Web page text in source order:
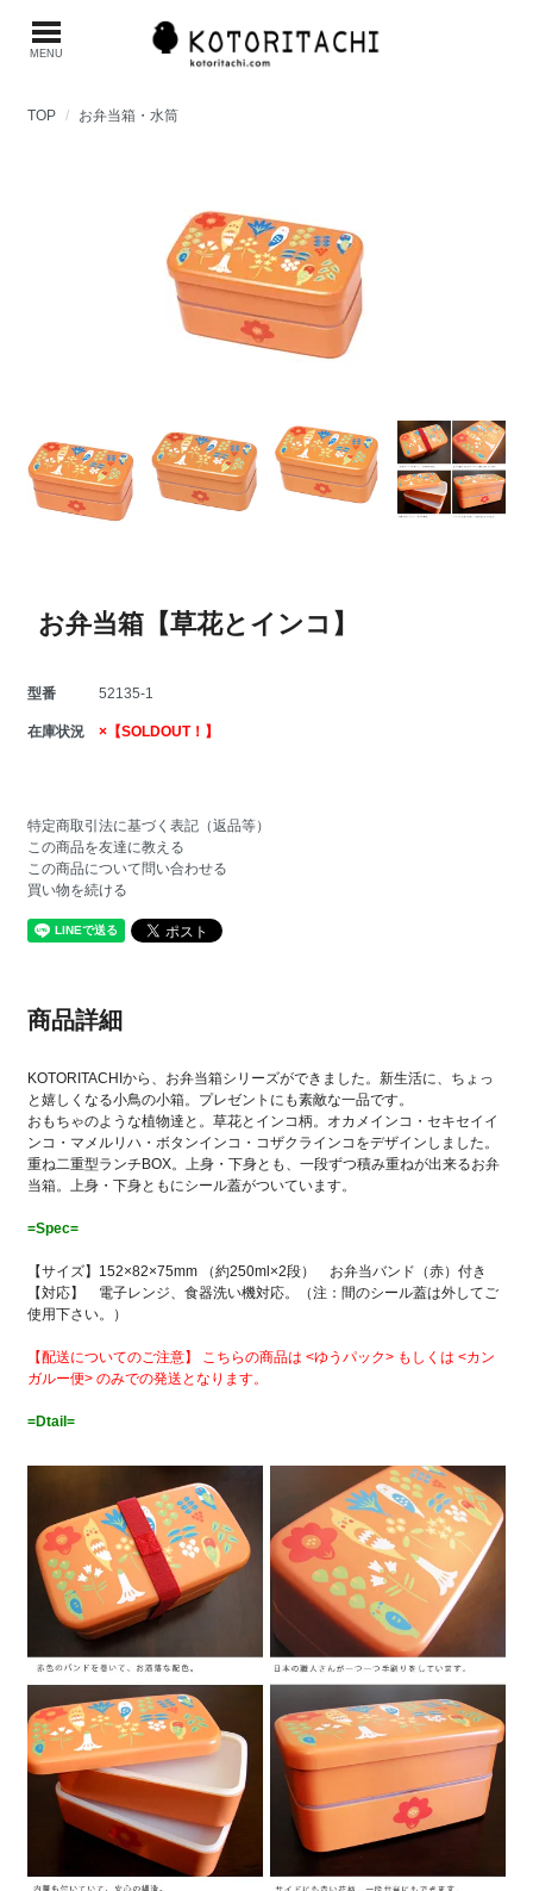
MENU
TOP お弁当箱・水筒
お弁当箱【草花とインコ】
型番 52135-1
在庫状況 ×【SOLDOUT！】
特定商取引法に基づく表記（返品等）
この商品を友達に教える
この商品について問い合わせる
買い物を続ける
商品詳細
KOTORITACHIから、お弁当箱シリーズができました。新生活に、ちょっ
と嬉しくなる小鳥の小箱。プレゼントにも素敵な一品です。
おもちゃのような植物達と。草花とインコ柄。オカメインコ・セキセイイ
ンコ・マメルリハ・ボタンインコ・コザクラインコをデザインしました。
重ね二重型ランチBOX。上身・下身とも、一段ずつ積み重ねが出来るお弁
当箱。上身・下身ともにシール蓋がついています。
=Spec=
【サイズ】152×82×75mm （約250ml×2段） お弁当バンド（赤）付き
【対応】 電子レンジ、食器洗い機対応。（注：間のシール蓋は外してご
使用下さい。）
【配送についてのご注意】 こちらの商品は <ゆうパック> もしくは <カン
ガルー便> のみでの発送となります。
=Dtail=